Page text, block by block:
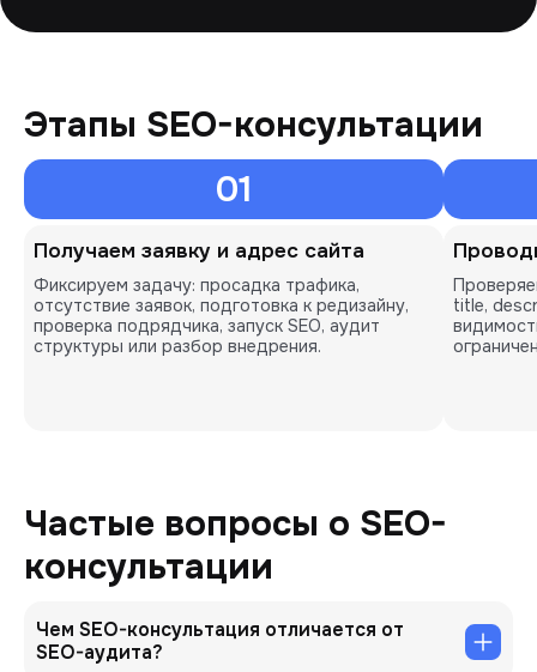
Этапы SEO-консультации
01
Получаем заявку и адрес сайта
Фиксируем задачу: просадка трафика,
отсутствие заявок, подготовка к редизайну,
проверка подрядчика, запуск SEO, аудит
структуры или разбор внедрения.
title,
Частые вопросы о SEO-
консультации
Чем SEO-консультация отличается от
SEO-аудита?